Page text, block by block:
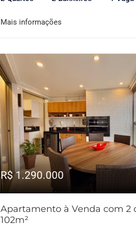
Mais informações
R$ 1.290.000
Apartamento à Venda com 2
102m²